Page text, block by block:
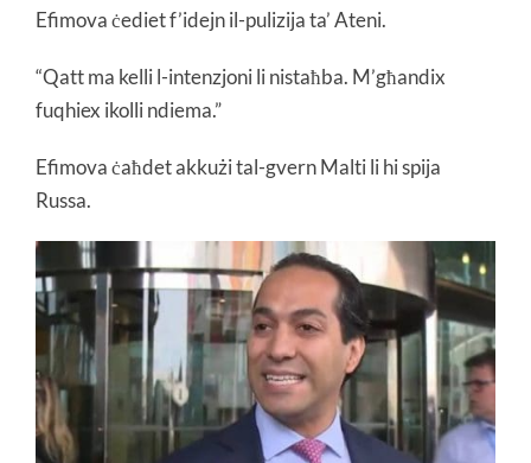
Efimova ċediet f’idejn il-pulizija ta’ Ateni.
“Qatt ma kelli l-intenzjoni li nistaħba. M’għandix
fuqhiex ikolli ndiema.”
Efimova ċaħdet akkużi tal-gvern Malti li hi spija
Russa.